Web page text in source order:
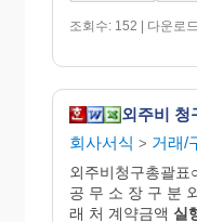
조회수: 152 | 다운로
외주비 청
회사서식 > 거래/
외주비청구총괄
공 무 소 장 구 분
래 처 계약금액 실